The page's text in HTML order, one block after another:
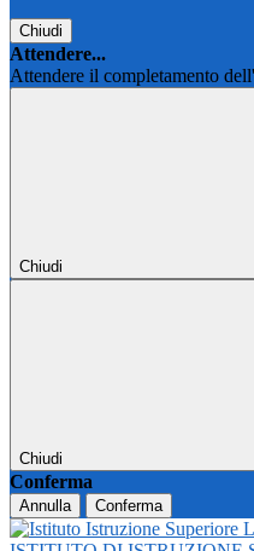
Chiudi
Attendere...
Attendere il completamento
Chiudi
Chiudi
Conferma
Annulla Conferma